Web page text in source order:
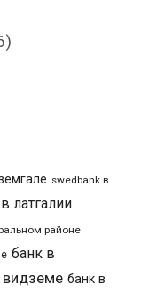
swedbank в
латгалии
районе
банк в
видземе банк в